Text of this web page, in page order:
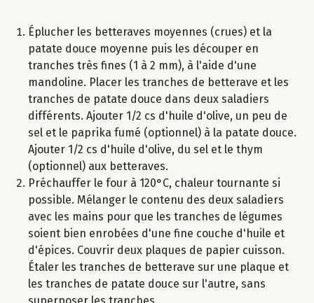
Éplucher les betteraves moyennes (crues) et la
patate douce moyenne puis les découper en
tranches très fines (1 à 2 mm), à l'aide d'une
mandoline. Placer les tranches de betterave et les
tranches de patate douce dans deux saladiers
différents. Ajouter 1/2 cs d'huile d'olive, un peu de
sel et le paprika fumé (optionnel) à la patate douce.
Ajouter 1/2 cs d'huile d'olive, du sel et le thym
(optionnel) aux betteraves.
Préchauffer le four à 120°C, chaleur tournante si
possible. Mélanger le contenu des deux saladiers
avec les mains pour que les tranches de légumes
soient bien enrobées d'une fine couche d'huile et
d'épices. Couvrir deux plaques de papier cuisson.
Étaler les tranches de betterave sur une plaque et
les tranches de patate douce sur l'autre, sans
superposer les tranches.